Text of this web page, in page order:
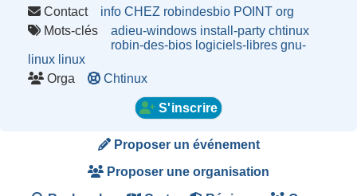
Contact
info CHEZ robindesbio POINT org
Mots-clés
adieu-windows install-party chtinux
robin-des-bios logiciels-libres gnu-
linux linux
Orga
Chtinux
S'inscrire
Proposer un événement
Proposer une organisation